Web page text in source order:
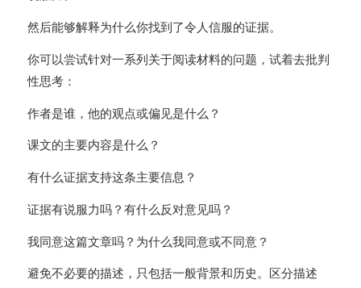
然后能够解释为什么你找到了令人信服的证据。
你可以尝试针对一系列关于阅读材料的问题，试着去批判
性思考：
作者是谁，他的观点或偏见是什么？
课文的主要内容是什么？
有什么证据支持这条主要信息？
证据有说服力吗？有什么反对意见吗？
我同意这篇文章吗？为什么我同意或不同意？
避免不必要的描述，只包括一般背景和历史。区分描述